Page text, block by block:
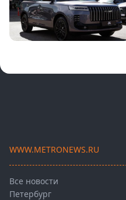
WWW.METRONEWS.RU
Все новости
Петербург